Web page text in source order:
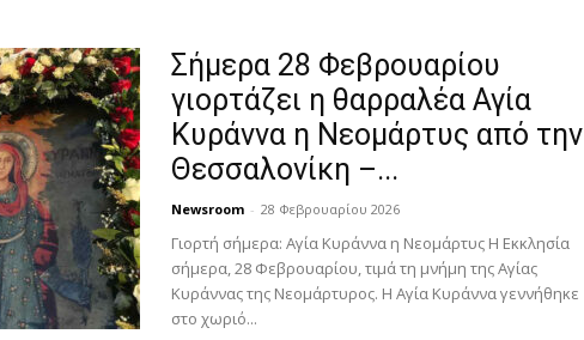
Σήμερα 28 Φεβρουαρίου
γιορτάζει η θαρραλέα Αγία
Κυράννα η Νεομάρτυς από την
Θεσσαλονίκη –...
Newsroom - 28 Φεβρουαρίου 2026
Γιορτή σήμερα: Αγία Κυράννα η Νεομάρτυς Η Εκκλησία
σήμερα, 28 Φεβρουαρίου, τιμά τη μνήμη της Αγίας
Κυράννας της Νεομάρτυρος. Η Αγία Κυράννα γεννήθηκε
στο χωριό...